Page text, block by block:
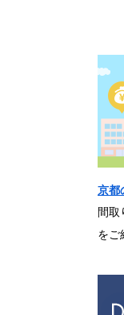
京都
間取
をご